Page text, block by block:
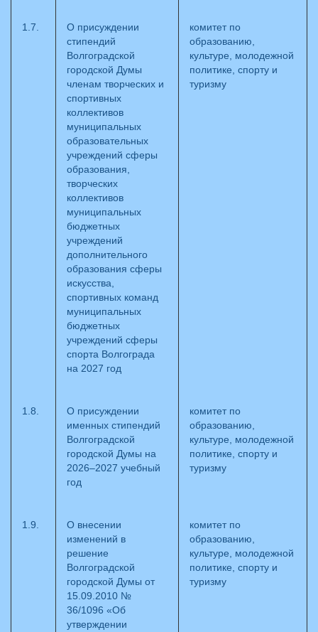
1.7.
О присуждении
стипендий
Волгоградской
городской Думы
членам творческих и
спортивных
коллективов
муниципальных
образовательных
учреждений сферы
образования,
творческих
коллективов
муниципальных
бюджетных
учреждений
дополнительного
образования сферы
искусства,
спортивных команд
муниципальных
бюджетных
учреждений сферы
спорта Волгограда
на 2027 год
комитет по
образованию,
культуре, молодежной
политике, спорту и
туризму
1.8.
О присуждении
именных стипендий
Волгоградской
городской Думы на
2026–2027 учебный
год
комитет по
образованию,
культуре, молодежной
политике, спорту и
туризму
1.9.
О внесении
изменений в
решение
Волгоградской
городской Думы от
15.09.2010 №
36/1096 «Об
утверждении
комитет по
образованию,
культуре, молодежной
политике, спорту и
туризму